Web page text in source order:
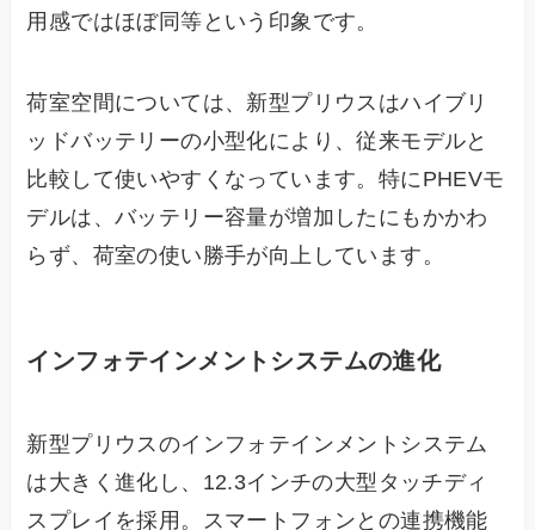
用感ではほぼ同等という印象です。
荷室空間については、新型プリウスはハイブリ
ッドバッテリーの小型化により、従来モデルと
比較して使いやすくなっています。特にPHEVモ
デルは、バッテリー容量が増加したにもかかわ
らず、荷室の使い勝手が向上しています。
インフォテインメントシステムの進化
新型プリウスのインフォテインメントシステム
は大きく進化し、12.3インチの大型タッチディ
スプレイを採用。スマートフォンとの連携機能